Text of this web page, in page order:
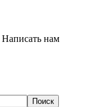
Написать нам